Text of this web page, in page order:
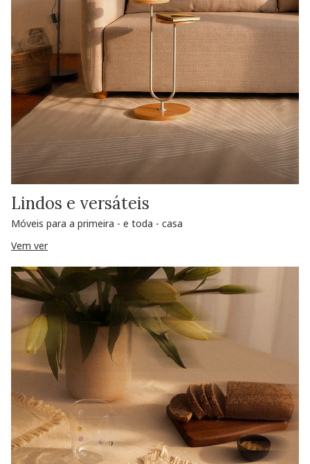
Lindos e versáteis
Móveis para a primeira - e toda - casa
Vem ver